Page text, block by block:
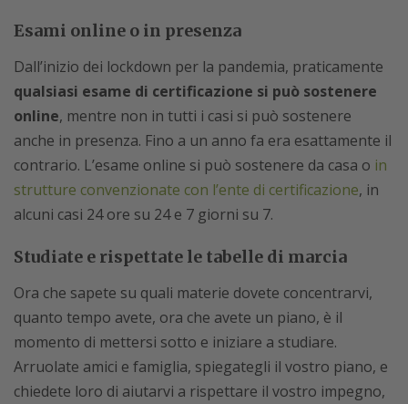
Esami online o in presenza
Dall’inizio dei lockdown per la pandemia, praticamente
qualsiasi esame di certificazione si può sostenere
online, mentre non in tutti i casi si può sostenere
anche in presenza. Fino a un anno fa era esattamente il
contrario. L’esame online si può sostenere da casa o in
strutture convenzionate con l’ente di certificazione, in
alcuni casi 24 ore su 24 e 7 giorni su 7.
Studiate e rispettate le tabelle di marcia
Ora che sapete su quali materie dovete concentrarvi,
quanto tempo avete, ora che avete un piano, è il
momento di mettersi sotto e iniziare a studiare.
Arruolate amici e famiglia, spiegategli il vostro piano, e
chiedete loro di aiutarvi a rispettare il vostro impegno,